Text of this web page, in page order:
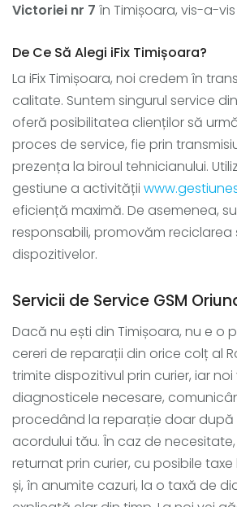
Victoriei nr 7 în Timișoara, vis-a-
De Ce Să Alegi iFix Timișoara?
La iFix Timișoara, noi credem în
calitate. Suntem singurul service
oferă posibilitatea clienților să
proces de service, fie prin
prezența la biroul tehnicianului.
gestiune a activității
eficiență maximă. De asemenea,
responsabili, promovăm reciclarea
dispozitivelor.
Servicii de Service GSM
Dacă nu ești din Timișoara, nu e o
cereri de reparații din orice colț al
trimite dispozitivul prin curier, iar
diagnosticele necesare,
procedând la reparație doar
acordului tău. În caz de
returnat prin curier, cu posibile
și, în anumite cazuri, la o taxă de